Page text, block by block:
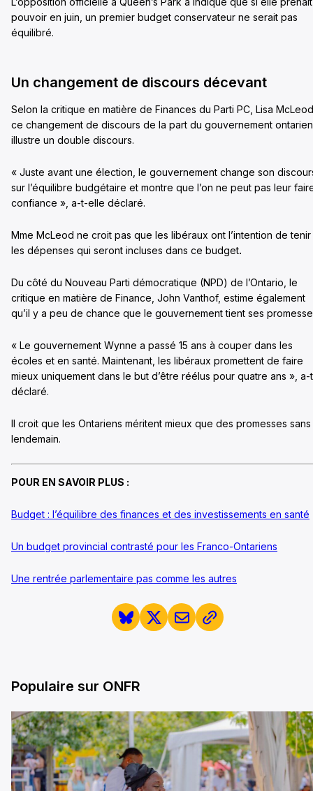
pouvoir en juin, un premier budget conservateur ne serait pas
équilibré.
Un changement de discours décevant
Selon la critique en matière de Finances du Parti PC, Lisa
ce changement de discours de la part du gouvernement ontarien
illustre un double discours.
« Juste avant une élection, le gouvernement change son
sur l’équilibre budgétaire et montre que l’on ne peut pas leur
confiance », a-t-elle déclaré.
Mme McLeod ne croit pas que les libéraux ont l’intention de tenir
les dépenses qui seront incluses dans ce budget.
Du côté du Nouveau Parti démocratique (NPD) de l’Ontario, le
critique en matière de Finance, John Vanthof, estime également
qu’il y a peu de chance que le gouvernement tient ses
« Le gouvernement Wynne a passé 15 ans à couper dans les
écoles et en santé. Maintenant, les libéraux promettent de faire
mieux uniquement dans le but d’être réélus pour quatre ans », a-
déclaré.
Il croit que les Ontariens méritent mieux que des promesses sans
lendemain.
POUR EN SAVOIR PLUS :
Budget : l’équilibre des finances et des investissements en santé
Un budget provincial contrasté pour les Franco-Ontariens
Une rentrée parlementaire pas comme les autres
Populaire sur ONFR